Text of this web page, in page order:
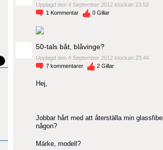
Upplagd den 4 September 2012 klockan 23.52
1 Kommentar 0 Gillar
50-tals båt, blåvinge?
Upplagd den 4 September 2012 klockan 23.44
7 kommentarer 2 Gillar
Hej,
Jobbar hårt med att återställa min
någon?
Märke, modell?